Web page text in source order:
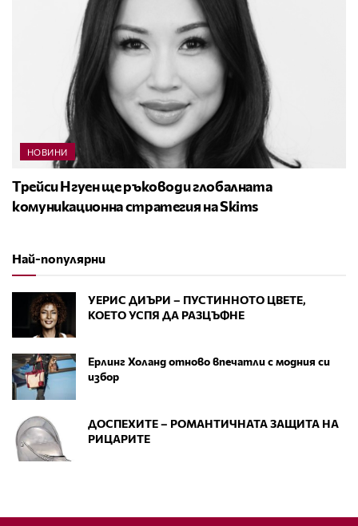
НОВИНИ
Трейси Нгуен ще ръководи глобалната
комуникационна стратегия на Skims
Най-популярни
УЕРИС ДИЪРИ – ПУСТИННОТО ЦВЕТЕ,
КОЕТО УСПЯ ДА РАЗЦЪФНЕ
Ерлинг Холанд отново впечатли с модния си
избор
ДОСПЕХИТЕ – РОМАНТИЧНАТА ЗАЩИТА НА
РИЦАРИТЕ